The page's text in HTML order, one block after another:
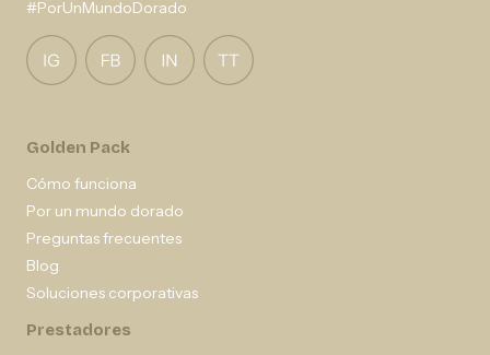
#PorUnMundoDorado
Golden Pack
Cómo funciona
Por un mundo dorado
Preguntas frecuentes
Blog
Soluciones corporativas
Prestadores